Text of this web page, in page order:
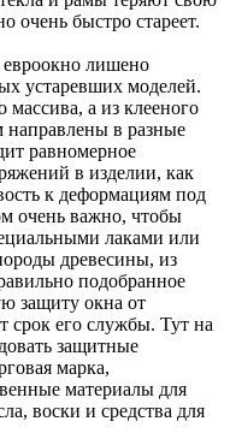
очень быстро стареет.
евроокно лишено
устаревших моделей.
массива, а из клееного
направлены в разные
равномерное
в изделии, как
к деформациям под
очень важно, чтобы
лаками или
древесины, из
подобранное
защиту окна от
срок его службы. Тут на
защитные
марка,
материалы для
воски и средства для